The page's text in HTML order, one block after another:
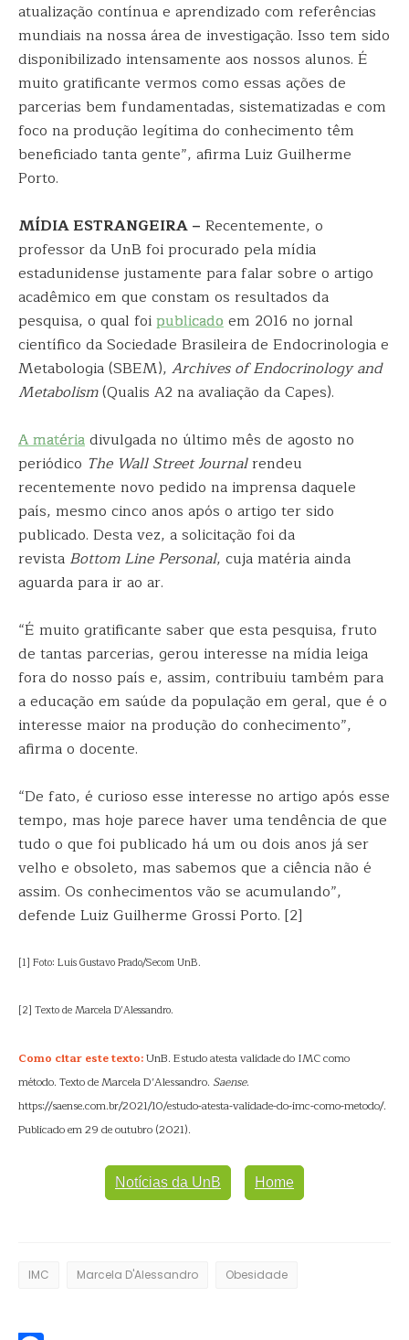
atualização contínua e aprendizado com referências
mundiais na nossa área de investigação. Isso tem sido
disponibilizado intensamente aos nossos alunos. É
muito gratificante vermos como essas ações de
parcerias bem fundamentadas, sistematizadas e com
foco na produção legítima do conhecimento têm
beneficiado tanta gente”, afirma Luiz Guilherme
Porto.
MÍDIA ESTRANGEIRA – Recentemente, o
professor da UnB foi procurado pela mídia
estadunidense justamente para falar sobre o artigo
acadêmico em que constam os resultados da
pesquisa, o qual foipublicadoem 2016 no jornal
científico da Sociedade Brasileira de Endocrinologia e
Metabologia (SBEM), Archives of Endocrinology and
Metabolism(Qualis A2 na avaliação da Capes).
A matériadivulgada no último mês de agosto no
periódico The Wall Street Journalrendeu
recentemente novo pedido na imprensa daquele
país, mesmo cinco anos após o artigo ter sido
publicado. Desta vez, a solicitação foi da
revista Bottom Line Personal, cuja matéria ainda
aguarda para ir ao ar.
“É muito gratificante saber que esta pesquisa, fruto
de tantas parcerias, gerou interesse na mídia leiga
fora do nosso país e, assim, contribuiu também para
a educação em saúde da população em geral, que é o
interesse maior na produção do conhecimento”,
afirma o docente.
“De fato, é curioso esse interesse no artigo após esse
tempo, mas hoje parece haver uma tendência de que
tudo o que foi publicado há um ou dois anos já ser
velho e obsoleto, mas sabemos que a ciência não é
assim. Os conhecimentos vão se acumulando”,
defende Luiz Guilherme Grossi Porto. [2]
[1] Foto: Luis Gustavo Prado/Secom UnB.
[2] Texto de Marcela D’Alessandro.
Como citar este texto:UnB. Estudo atesta validade do IMC como
método. Texto de Marcela D’Alessandro. Saense.
https://saense.com.br/2021/10/estudo-atesta-validade-do-imc-como-metodo/.
Publicado em 29 de outubro (2021).
Notícias da UnB Home
IMC Marcela D'Alessandro Obesidade